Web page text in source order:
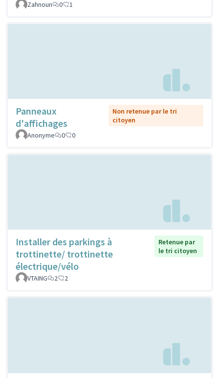
Zahnoun
0 1
Panneaux
d'affichages
Non retenue par le tri
citoyen
Anonyme
0 0
Installer des parkings à
trottinette/ trottinette
électrique/vélo
Retenue par
le tri citoyen
VTAING 2 2